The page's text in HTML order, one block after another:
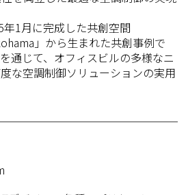
1月に完成した共創空間
」から生まれた共創事例で
通じて、オフィスビルの多様なニ
な空調制御ソリューションの実用